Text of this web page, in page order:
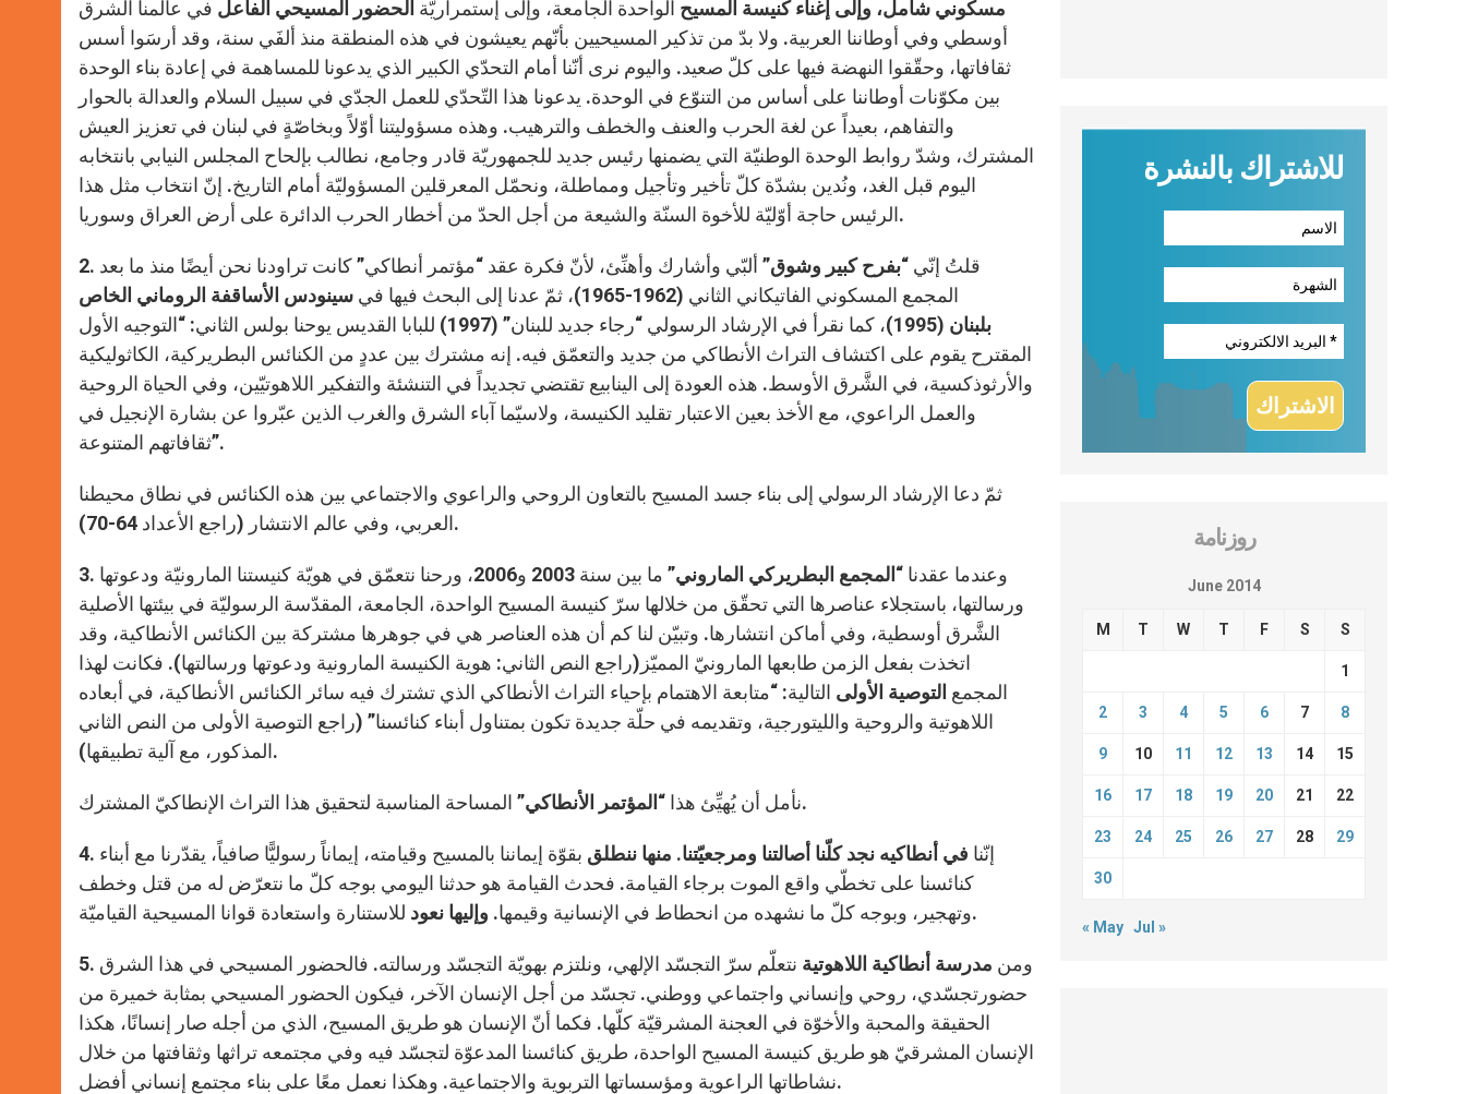
مسكوني شامل، وإلى إغناء كنيسة المسيح الواحدة الجامعة، وإلى إستمراريّة الحضور المسيحي الفاعل في عالمنا الشرق
أوسطي وفي أوطاننا العربية. ولا بدّ من تذكير المسيحيين بأنّهم يعيشون في هذه المنطقة منذ ألفَي سنة، وقد أرسَوا أسس
ثقافاتها، وحقّقوا النهضة فيها على كلّ صعيد. واليوم نرى أنّنا أمام التحدّي الكبير الذي يدعونا للمساهمة في إعادة بناء الوحدة
بين مكوّنات أوطاننا على أساس من التنوّع في الوحدة. يدعونا هذا التّحدّي للعمل الجدّي في سبيل السلام والعدالة بالحوار
والتفاهم، بعيداً عن لغة الحرب والعنف والخطف والترهيب. وهذه مسؤوليتنا أوّلاً وبخاصّةٍ في لبنان في تعزيز العيش
المشترك، وشدّ روابط الوحدة الوطنيّة التي يضمنها رئيس جديد للجمهوريّة قادر وجامع، نطالب بإلحاح المجلس النيابي بانتخابه
اليوم قبل الغد، ونُدين بشدّة كلّ تأخير وتأجيل ومماطلة، ونحمّل المعرقلين المسؤوليّة أمام التاريخ. إنّ انتخاب مثل هذا
الرئيس حاجة أوّليّة للأخوة السنّة والشيعة من أجل الحدّ من أخطار الحرب الدائرة على أرض العراق وسوريا.
2. قلتُ إنّي “بفرح كبير وشوق” ألبّي وأشارك وأهنِّئ، لأنّ فكرة عقد “مؤتمر أنطاكي” كانت تراودنا نحن أيضًا منذ ما بعد
المجمع المسكوني الفاتيكاني الثاني (1962-1965)، ثمّ عدنا إلى البحث فيها في
سينودس الأساقفة الروماني الخاص
بلبنان
(1995)، كما نقرأ في الإرشاد الرسولي “رجاء جديد للبنان” (1997) للبابا القديس يوحنا بولس الثاني: “التوجيه الأول
المقترح يقوم على اكتشاف التراث الأنطاكي من جديد والتعمّق فيه. إنه مشترك بين عددٍ من الكنائس البطريركية، الكاثوليكية
والأرثوذكسية، في الشَّرق الأوسط. هذه العودة إلى الينابيع تقتضي تجديداً في التنشئة والتفكير اللاهوتيّين، وفي الحياة الروحية
والعمل الراعوي، مع الأخذ بعين الاعتبار تقليد الكنيسة، ولاسيّما آباء الشرق والغرب الذين عبّروا عن بشارة الإنجيل في
ثقافاتهم المتنوعة”.
ثمّ دعا الإرشاد الرسولي إلى بناء جسد المسيح بالتعاون الروحي والراعوي والاجتماعي بين هذه الكنائس في نطاق محيطنا
العربي، وفي عالم الانتشار (راجع الأعداد 64-70).
3. وعندما عقدنا “المجمع البطريركي الماروني”
ما بين سنة 2003 و2006، ورحنا نتعمّق في هويّة كنيستنا المارونيّة ودعوتها
ورسالتها، باستجلاء عناصرها التي تحقّق من خلالها سرّ كنيسة المسيح الواحدة، الجامعة، المقدّسة الرسوليّة في بيئتها الأصلية
الشَّرق أوسطية، وفي أماكن انتشارها. وتبيّن لنا كم أن هذه العناصر هي في جوهرها مشتركة بين الكنائس الأنطاكية، وقد
اتخذت بفعل الزمن طابعها المارونيّ المميّز(راجع النص الثاني: هوية الكنيسة المارونية ودعوتها ورسالتها). فكانت لهذا
المجمع التوصية الأولى التالية: “متابعة الاهتمام بإحياء التراث الأنطاكي الذي تشترك فيه سائر الكنائس الأنطاكية، في أبعاده
اللاهوتية والروحية والليتورجية، وتقديمه في حلّة جديدة تكون بمتناول أبناء كنائسنا” (راجع التوصية الأولى من النص الثاني
المذكور، مع آلية تطبيقها).
نأمل أن يُهيِّئ هذا “المؤتمر الأنطاكي” المساحة المناسبة لتحقيق هذا التراث الإنطاكيّ المشترك.
4. إنّنا في أنطاكيه نجد كلّنا أصالتنا ومرجعيّتنا. منها ننطلق بقوّة إيماننا بالمسيح وقيامته، إيماناً رسوليًّا صافياً، يقدّرنا مع أبناء
كنائسنا على تخطّي واقع الموت برجاء القيامة. فحدث القيامة هو حدثنا اليومي بوجه كلّ ما نتعرّض له من قتل وخطف
وتهجير، وبوجه كلّ ما نشهده من انحطاط في الإنسانية وقيمها. وإليها نعود للاستنارة واستعادة قوانا المسيحية القياميّة.
5. ومن مدرسة أنطاكية اللاهوتية نتعلّم سرّ التجسّد الإلهي، ونلتزم بهويّة التجسّد ورسالته. فالحضور المسيحي في هذا الشرق
حضورتجسّدي، روحي وإنساني واجتماعي ووطني. تجسّد من أجل الإنسان الآخر، فيكون الحضور المسيحي بمثابة خميرة من
الحقيقة والمحبة والأخوّة في العجنة المشرقيّة كلّها. فكما أنّ الإنسان هو طريق المسيح، الذي من أجله صار إنسانًا، هكذا
الإنسان المشرقيّ هو طريق كنيسة المسيح الواحدة، طريق كنائسنا المدعوّة لتجسّد فيه وفي مجتمعه تراثها وثقافتها من خلال
نشاطاتها الراعوية ومؤسساتها التربوية والاجتماعية. وهكذا نعمل معًا على بناء مجتمع إنساني أفضل.
للاشتراك بالنشرة
روزنامة
June 2014
M T W T F S S
1
2 3 4 5 6 7 8
9 10 11 12 13 14 15
16 17 18 19 20 21 22
23 24 25 26 27 28 29
30
« May Jul »